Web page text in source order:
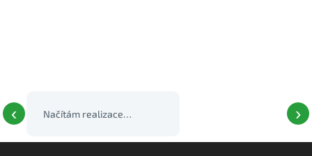
‹ Načítám realizace… ›